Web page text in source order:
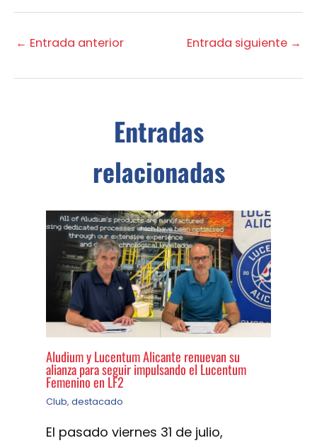
← Entrada anterior Entrada siguiente →
Entradas
relacionadas
Aludium y Lucentum Alicante renuevan su
alianza para seguir impulsando el Lucentum
Femenino en LF2
Club, destacado
El pasado viernes 31 de julio,